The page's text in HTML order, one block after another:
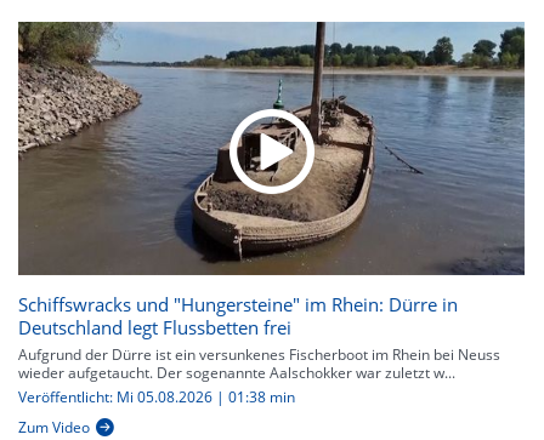
Schiffswracks und "Hungersteine" im Rhein: Dürre in
Deutschland legt Flussbetten frei
Aufgrund der Dürre ist ein versunkenes Fischerboot im Rhein bei Neuss
wieder aufgetaucht. Der sogenannte Aalschokker war zuletzt w...
Veröffentlicht: Mi 05.08.2026 | 01:38 min
Zum Video